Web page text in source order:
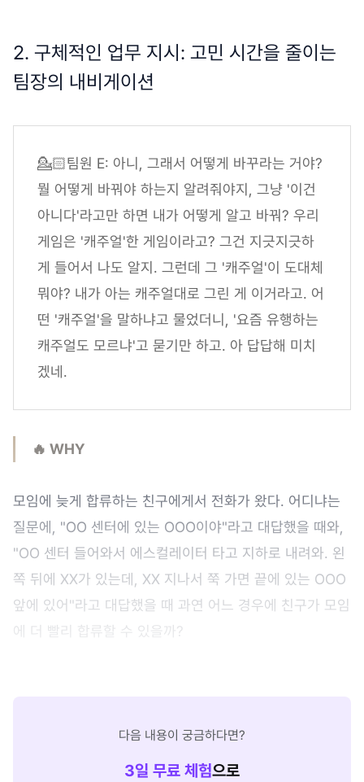
2. 구체적인 업무 지시: 고민 시간을 줄이는
팀장의 내비게이션
💁🏻팀원 E: 아니, 그래서 어떻게 바꾸라는 거야?
뭘 어떻게 바꿔야 하는지 알려줘야지, 그냥 '이건
아니다'라고만 하면 내가 어떻게 알고 바꿔? 우리
게임은 '캐주얼'한 게임이라고? 그건 지긋지긋하
게 들어서 나도 알지. 그런데 그 '캐주얼'이 도대체
뭐야? 내가 아는 캐주얼대로 그린 게 이거라고. 어
떤 '캐주얼'을 말하냐고 물었더니, '요즘 유행하는
캐주얼도 모르냐'고 묻기만 하고. 아 답답해 미치
겠네.
🔥 WHY
모임에 늦게 합류하는 친구에게서 전화가 왔다. 어디냐는
질문에, "OO 센터에 있는 OOO이야"라고 대답했을 때와,
"OO 센터 들어와서 에스컬레이터 타고 지하로 내려와. 왼
쪽 뒤에 XX가 있는데, XX 지나서 쭉 가면 끝에 있는 OOO
앞에 있어"라고 대답했을 때 과연 어느 경우에 친구가 모임
에 더 빨리 합류할 수 있을까?
다음 내용이 궁금하다면?
3일 무료 체험으로